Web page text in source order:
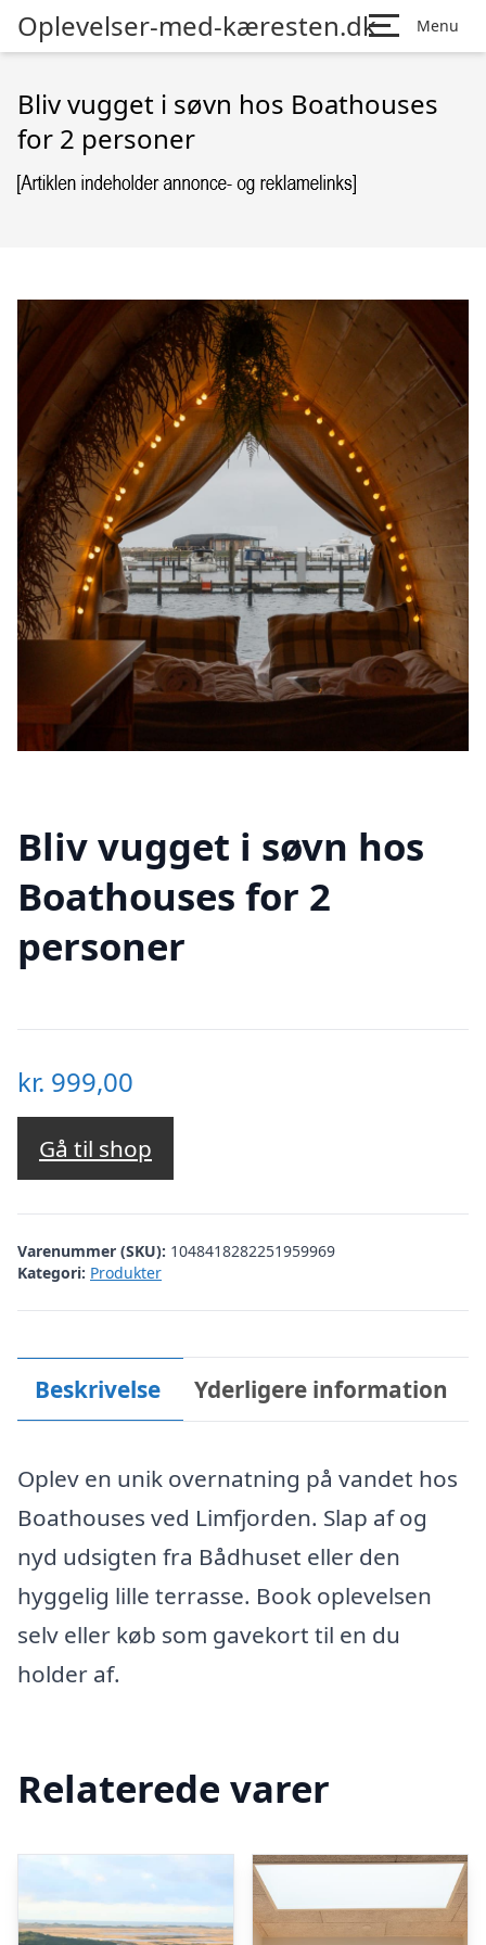
Oplevelser-med-kæresten.dk Menu
Bliv vugget i søvn hos Boathouses
for 2 personer
Bliv vugget i søvn hos
Boathouses for 2
personer
kr. 999,00
Gå til shop
Varenummer (SKU): 1048418282251959969
Kategori: Produkter
Beskrivelse Yderligere information
Oplev en unik overnatning på vandet hos
Boathouses ved Limfjorden. Slap af og
nyd udsigten fra Bådhuset eller den
hyggelig lille terrasse. Book oplevelsen
selv eller køb som gavekort til en du
holder af.
Relaterede varer